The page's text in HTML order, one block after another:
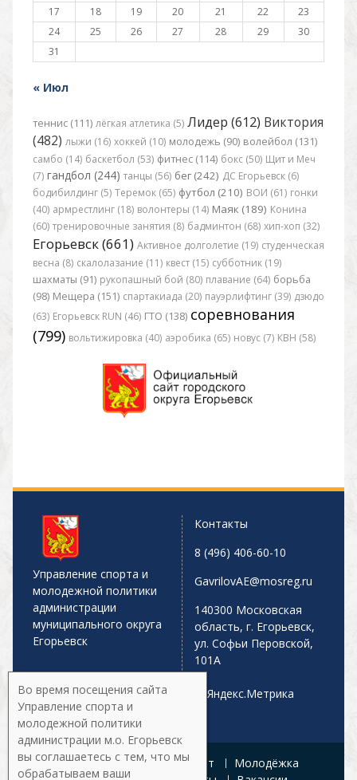
17
18 19 20 21 22
23
24
25 26 27 28 29
30
31
« Июл
теннис (111) лёгкая атлетика (5) Лидер (612) Виктория
(482) лыжи (16) хоккей (10) молодежь (90) волейбол (131)
самбо (14) баскетбол (53) фитнес (114) бокс (50) Щит и Меч
(7) гандбол (244) танцы (56) бег (242) ДС Егорьевск (6)
бодибилдинг (5) Теремок (65) футбол (210) ВОИ (61) гонки
(40) армрестлинг (18) волонтеры (14) Маяк (189) Конина
(60) тренировочные занятия (8) бадминтон (68) хип-хоп (32)
Егорьевск (661) Активное долголетие (19) студенческая
весна (8) скалолазание (11) квест (15) субботник (19)
шахматы (91) рукопашный бой (80) плавание (64) борьба
(98) Мещера (151) спартакиада (20) пауэрлифтинг (39) дзюдо
(63) Егорьевск RUN (46) ГТО (138) соревнования
(799) вольтижировка (40) аэробика (65) новус (7) КВН (58)
Управление спорта и
молодежной политики
администрации
муниципального округа
Егорьевск
Контакты
8 (496) 406-60-10
GavrilovAE@mosreg.ru
140300 Московская
область, г. Егорьевск,
ул. Софьи Перовской,
101А
Главная Афиша Спорт
Молодёжка
Во время посещения сайта
Управление спорта и
молодежной политики
администрации м.о. Егорьевск
вы соглашаетесь с тем, что мы
обрабатываем ваши